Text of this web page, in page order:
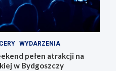
WYDARZENIA
pełen atrakcji na
w Bydgoszczy